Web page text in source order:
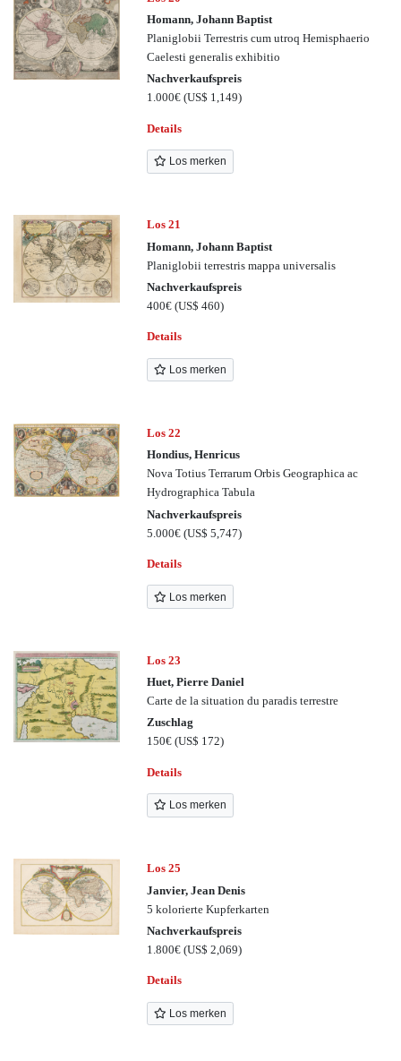
Homann, Johann Baptist
Planiglobii Terrestris cum utroq Hemisphaerio
Caelesti generalis exhibitio
Nachverkaufspreis
1.000€(US$ 1,149)
Details
Los merken
Los 21
Homann, Johann Baptist
Planiglobii terrestris mappa universalis
Nachverkaufspreis
400€(US$ 460)
Details
Los merken
Los 22
Hondius, Henricus
Nova Totius Terrarum Orbis Geographica ac
Hydrographica Tabula
Nachverkaufspreis
5.000€(US$ 5,747)
Details
Los merken
Los 23
Huet, Pierre Daniel
Carte de la situation du paradis terrestre
Zuschlag
150€(US$ 172)
Details
Los merken
Los 25
Janvier, Jean Denis
5 kolorierte Kupferkarten
Nachverkaufspreis
1.800€(US$ 2,069)
Details
Los merken